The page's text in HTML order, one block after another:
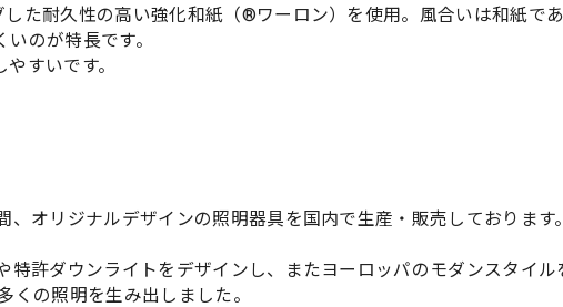
た耐久性の高い強化和紙（®ワーロン）を使用。風合いは和紙で
のが特長です。
すいです。
オリジナルデザインの照明器具を国内で生産・販売しております
特許ダウンライトをデザインし、またヨーロッパのモダンスタイル
くの照明を生み出しました。